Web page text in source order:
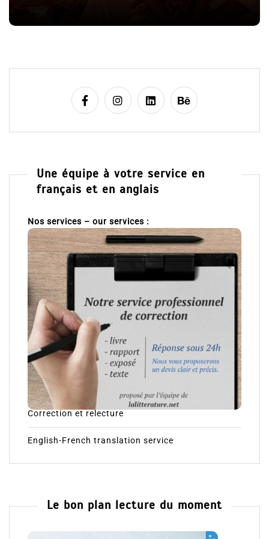
e
Une équipe à votre service en
français et en anglais
Nos services – our services :
Correction et relecture
English-French translation service
Le bon plan lecture du moment